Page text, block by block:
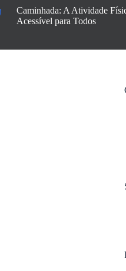
Caminhada: A Atividade
Acessível para Todos